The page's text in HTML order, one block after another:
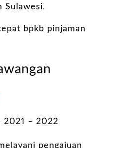
Sulawesi.
bpkb pinjaman
2021 – 2022
pengajuan